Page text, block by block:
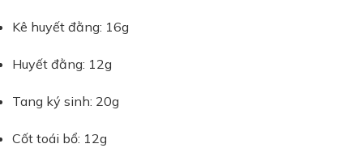
Kê huyết đằng: 16g
Huyết đằng: 12g
Tang ký sinh: 20g
Cốt toái bổ: 12g